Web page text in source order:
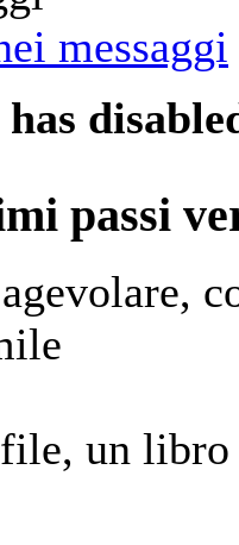
passi
un libro